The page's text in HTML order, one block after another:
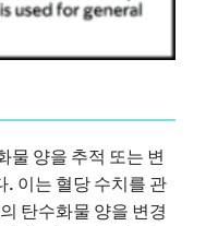
물 양을 추적 또는 변
. 이는 혈당 수치를 관
탄수화물 양을 변경